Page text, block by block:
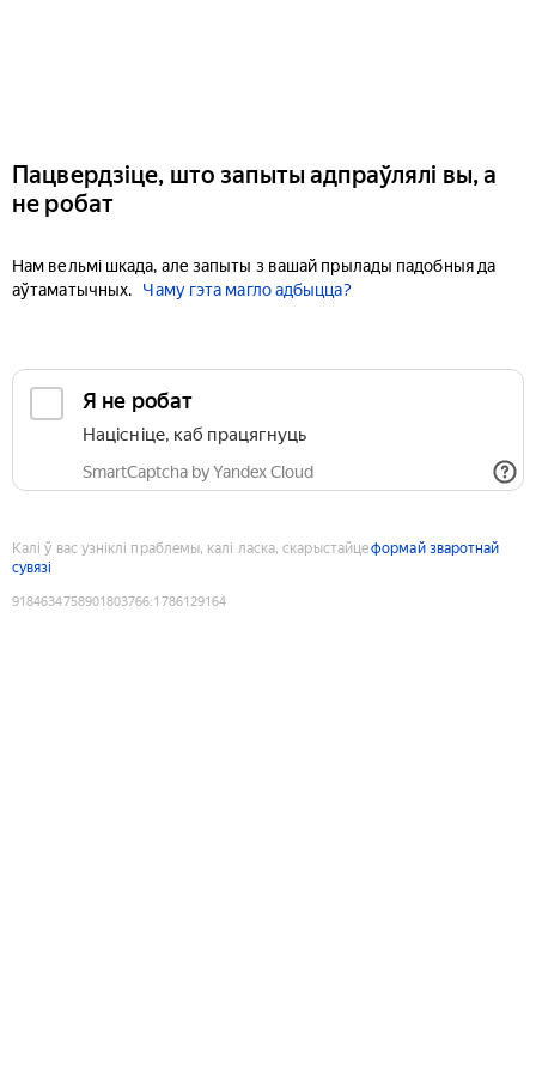
Пацвердзіце, што запыты адпраўлялі вы, а
не робат
Нам вельмі шкада, але запыты з вашай прылады падобныя да
аўтаматычных.
Чаму гэта магло адбыцца?
Я не робат
Націсніце, каб працягнуць
SmartCaptcha by Yandex Cloud
Калі ў вас узніклі праблемы, калі ласка, скарыстайцеформай зваротнай
сувязі
9184634758901803766:1786129164